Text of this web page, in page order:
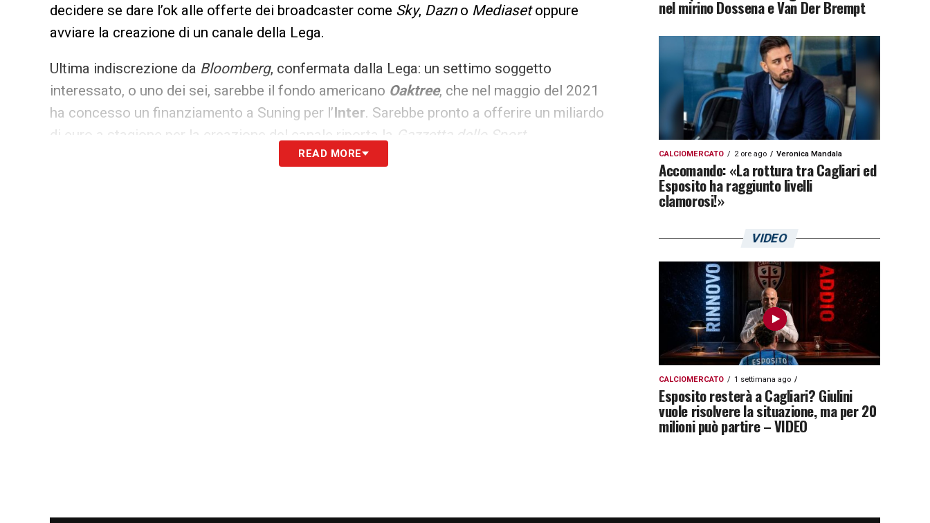
decidere se dare l’ok alle offerte dei broadcaster come Sky, Dazno Mediasetoppure
avviare la creazione di un canale della Lega.
Ultima indiscrezione da Bloomberg, confermata dalla Lega: un settimo soggetto
interessato, o uno dei sei, sarebbe il fondo americano Oaktree, che nel maggio del 2021
ha concesso un finanziamento a Suning per l’Inter. Sarebbe pronto a offerire un miliardo
di euro a stagione per la creazione del canale riporta la
Gazzetta dello Sport
READ MORE
nel mirino Dossena e Van Der Brempt
CALCIOMERCATO 2 ore ago Veronica Mandala
Accomando: «La rottura tra Cagliari ed
Esposito ha raggiunto livelli
clamorosi!»
VIDEO
CALCIOMERCATO 1 settimana ago
Esposito resterà a Cagliari? Giulini
vuole risolvere la situazione, ma per 20
milioni può partire – VIDEO